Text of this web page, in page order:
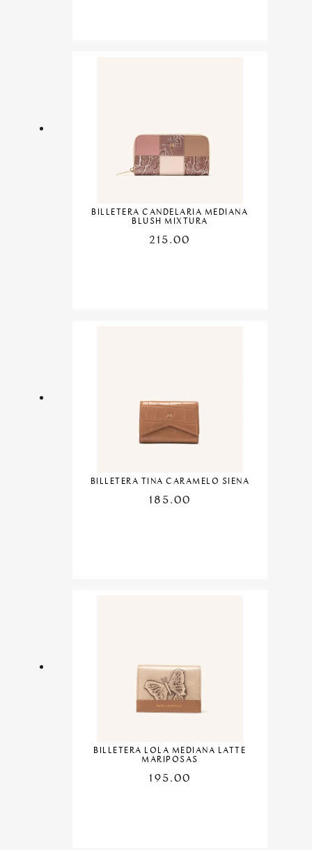
BILLETERA CANDELARIA MEDIANA
BLUSH MIXTURA
215.00
BILLETERA TINA CARAMELO SIENA
185.00
BILLETERA LOLA MEDIANA LATTE
MARIPOSAS
195.00